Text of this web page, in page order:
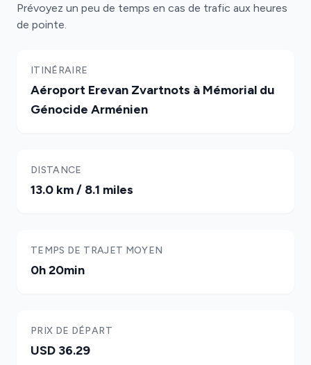
Prévoyez un peu de temps en cas de trafic aux heures
de pointe.
ITINÉRAIRE
Aéroport Erevan Zvartnots à Mémorial du
Génocide Arménien
DISTANCE
13.0 km / 8.1 miles
TEMPS DE TRAJET MOYEN
0h 20min
PRIX DE DÉPART
USD 36.29